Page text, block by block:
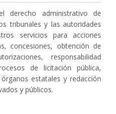
derecho administrativo de
tribunales y las autoridades
servicios para acciones
concesiones, obtención de
responsabilidad
de licitación pública,
estatales y redacción
y públicos.